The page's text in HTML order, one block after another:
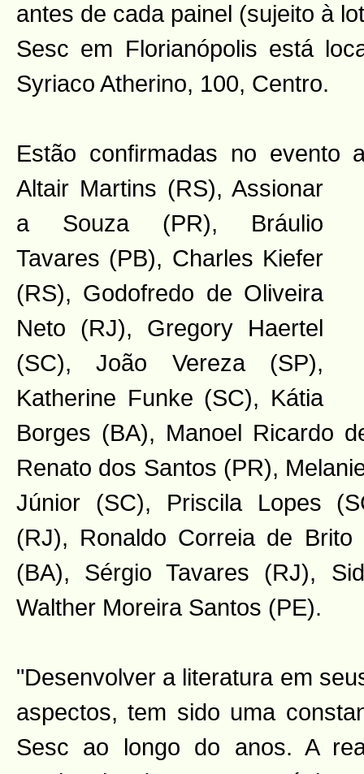
antes de cada painel (sujeito à
Sesc em Florianópolis está
Syriaco Atherino, 100, Centro.
Estão confirmadas no evento
Altair Martins (RS), Assionar
a Souza (PR), Bráulio
Tavares (PB), Charles Kiefer
(RS), Godofredo de Oliveira
Neto (RJ), Gregory Haertel
(SC), João Vereza (SP),
Katherine Funke (SC), Kátia
Borges (BA), Manoel Ricardo
Renato dos Santos (PR),
Júnior (SC), Priscila Lopes
(RJ), Ronaldo Correia de
(BA), Sérgio Tavares (RJ),
Walther Moreira Santos (PE).
"Desenvolver a literatura em
aspectos, tem sido uma
Sesc ao longo do anos. A